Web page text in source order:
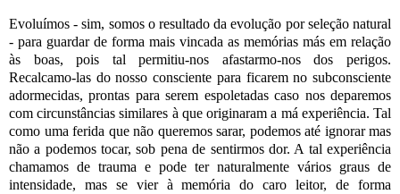
Evoluímos - sim, somos o resultado da evolução por seleção natural
- para guardar de forma mais vincada as memórias más em relação
às boas, pois tal permitiu-nos afastarmo-nos dos perigos.
Recalcamo-las do nosso consciente para ficarem no subconsciente
adormecidas, prontas para serem espoletadas caso nos deparemos
com circunstâncias similares à que originaram a má experiência. Tal
como uma ferida que não queremos sarar, podemos até ignorar mas
não a podemos tocar, sob pena de sentirmos dor. A tal experiência
chamamos de trauma e pode ter naturalmente vários graus de
intensidade, mas se vier à memória do caro leitor, de forma